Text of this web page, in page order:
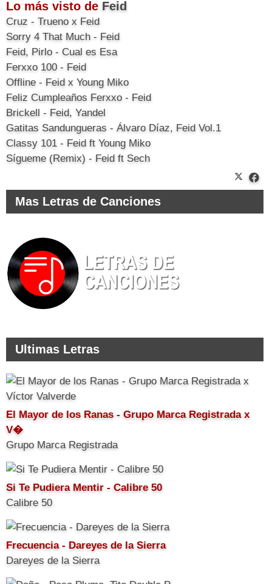
Lo más visto de Feid
Cruz - Trueno x Feid
Sorry 4 That Much - Feid
Feid, Pirlo - Cual es Esa
Ferxxo 100 - Feid
Offline - Feid x Young Miko
Feliz Cumpleaños Ferxxo - Feid
Brickell - Feid, Yandel
Gatitas Sandungueras - Álvaro Díaz, Feid Vol.1
Classy 101 - Feid ft Young Miko
Sígueme (Remix) - Feid ft Sech
Mas Letras de Canciones
Ultimas Letras
El Mayor de los Ranas - Grupo Marca Registrada x
V�
Grupo Marca Registrada
Si Te Pudiera Mentir - Calibre 50
Calibre 50
Frecuencia - Dareyes de la Sierra
Dareyes de la Sierra